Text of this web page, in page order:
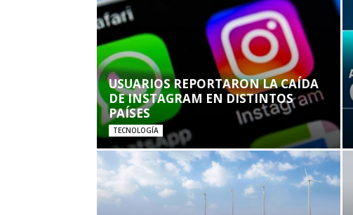
USUARIOS REPORTARON LA CAÍDA
DE INSTAGRAM EN DISTINTOS
PAÍSES
TECNOLOGÍA